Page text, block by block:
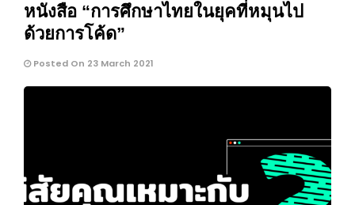
หนังสือ “การศึกษาไทยในยุคที่หมุนไป
ด้วยการโค้ด”
Posted On 23 March 2021